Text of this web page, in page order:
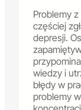
Problemy
częściej
depresji.
wiedzy i
błędy w
problemy